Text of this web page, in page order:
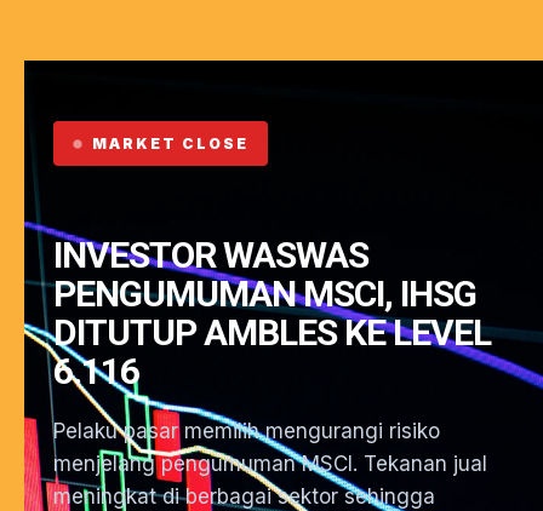
MARKET CLOSE
INVESTOR WASWAS
PENGUMUMAN MSCI, IHSG
DITUTUP AMBLES KE LEVEL
6.116
Pelaku pasar memilih mengurangi risiko
menjelang pengumuman MSCI. Tekanan jual
meningkat di berbagai sektor sehingga